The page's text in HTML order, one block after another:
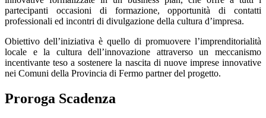
partecipanti occasioni di formazione, opportunità di contatti
professionali ed incontri di divulgazione della cultura d’impresa.
Obiettivo dell’iniziativa è quello di promuovere l’imprenditorialità
locale e la cultura dell’innovazione attraverso un meccanismo
incentivante teso a sostenere la nascita di nuove imprese innovative
nei Comuni della Provincia di Fermo partner del progetto.
Proroga Scadenza